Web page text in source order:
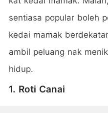
sentiasa popular boleh
kedai mamak
ambil peluang nak
hidup.
1. Roti Canai